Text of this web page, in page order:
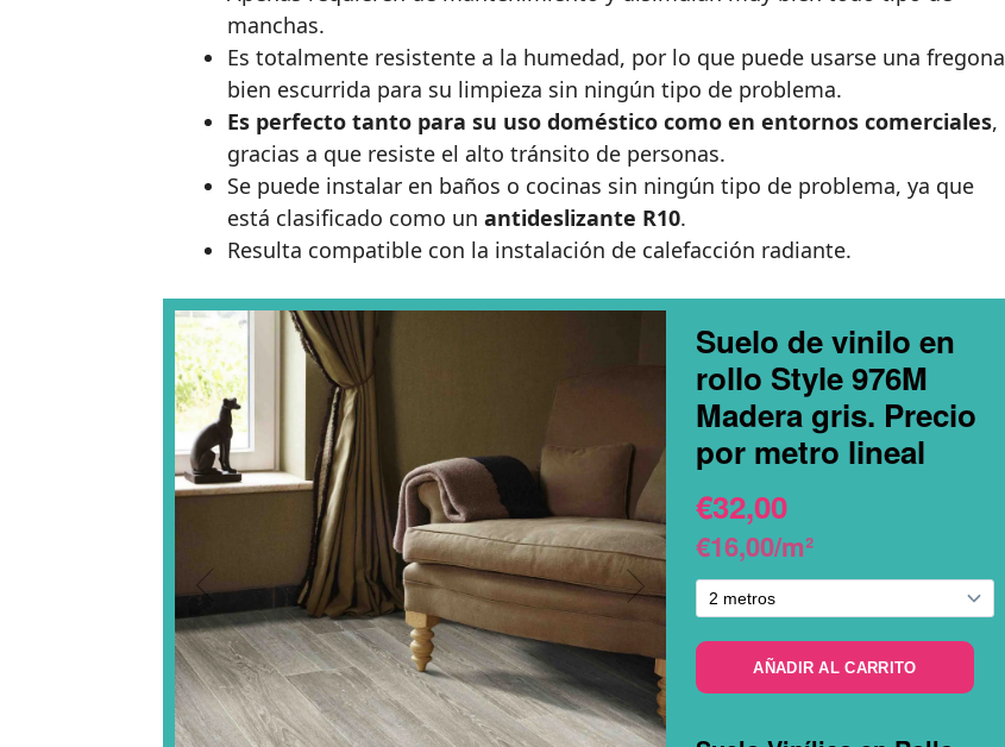
manchas.
Es totalmente resistente a la humedad, por lo que puede usarse una fregona
bien escurrida para su limpieza sin ningún tipo de problema.
Es perfecto tanto para su uso doméstico como en entornos comerciales,
gracias a que resiste el alto tránsito de personas.
Se puede instalar en baños o cocinas sin ningún tipo de problema, ya que
está clasificado como un antideslizante R10.
Resulta compatible con la instalación de calefacción radiante.